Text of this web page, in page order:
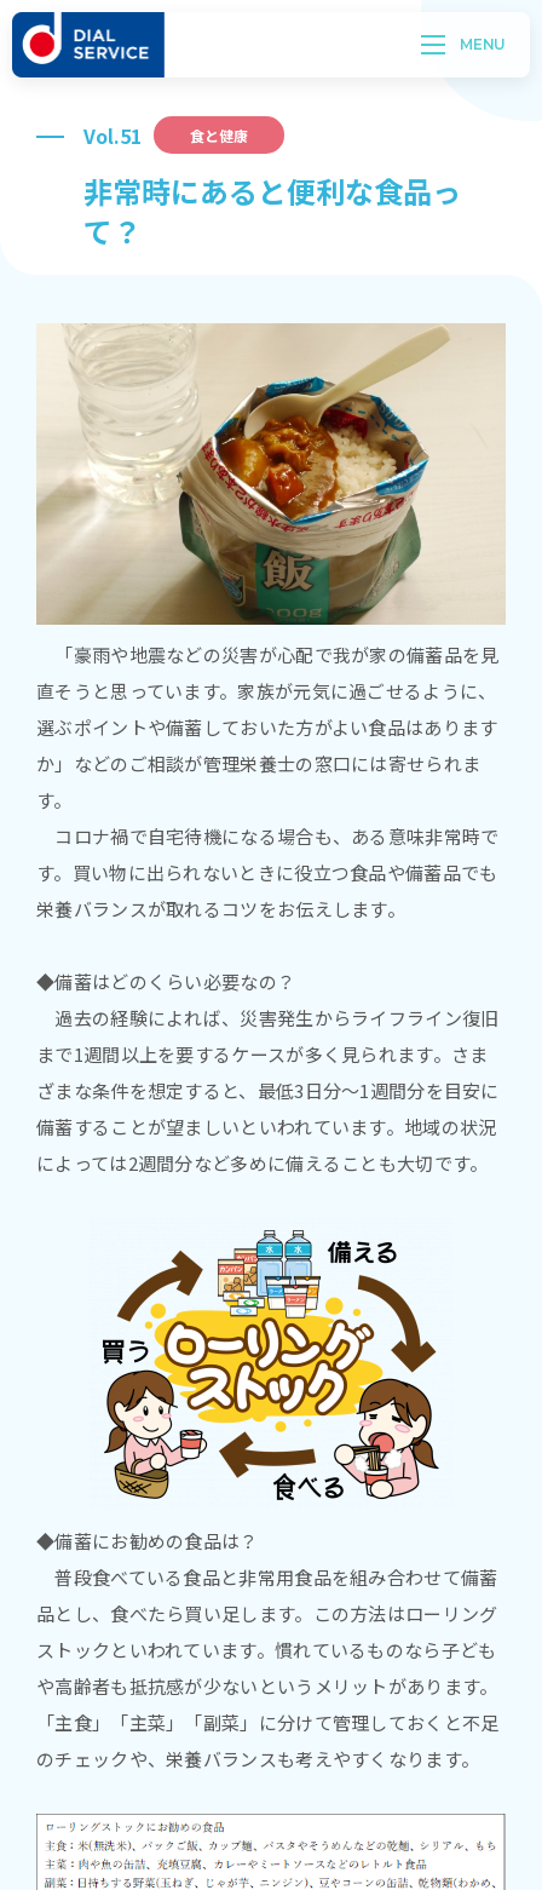
Vol.51 食と健康
非常時にあると便利な食品っ
て？
「豪雨や地震などの災害が心配で我が家の備蓄品を見
直そうと思っています。家族が元気に過ごせるように、
選ぶポイントや備蓄しておいた方がよい食品はあります
か」などのご相談が管理栄養士の窓口には寄せられま
す。
コロナ禍で自宅待機になる場合も、ある意味非常時で
す。買い物に出られないときに役立つ食品や備蓄品でも
栄養バランスが取れるコツをお伝えします。
◆備蓄はどのくらい必要なの？
過去の経験によれば、災害発生からライフライン復旧
まで1週間以上を要するケースが多く見られます。さま
ざまな条件を想定すると、最低3日分～1週間分を目安に
備蓄することが望ましいといわれています。地域の状況
によっては2週間分など多めに備えることも大切です。
◆備蓄にお勧めの食品は？
普段食べている食品と非常用食品を組み合わせて備蓄
品とし、食べたら買い足します。この方法はローリング
ストックといわれています。慣れているものなら子ども
や高齢者も抵抗感が少ないというメリットがあります。
「主食」「主菜」「副菜」に分けて管理しておくと不足
のチェックや、栄養バランスも考えやすくなります。